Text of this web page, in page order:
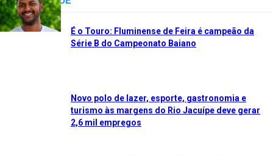
É o Touro: Fluminense de Feira é campeão da
Série B do Campeonato Baiano
Novo polo de lazer, esporte, gastronomia e
turismo às margens do Rio Jacuípe deve gerar
2,6 mil empregos